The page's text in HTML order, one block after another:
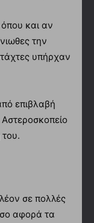
και αν
την
υπήρχαν
επιβλαβή
σε πολλές
αφορά τα